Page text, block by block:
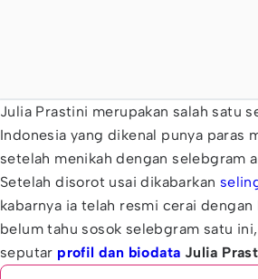
Julia Prastini merupakan salah satu
Indonesia yang dikenal punya paras
setelah menikah dengan selebgram
Setelah disorot usai dikabarkan
kabarnya ia telah resmi cerai dengan
belum tahu sosok selebgram satu
seputar profil dan biodata Julia